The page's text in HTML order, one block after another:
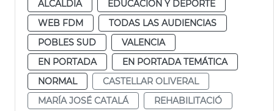
ALCALDÍA
EDUCACIÓN Y DEPORTE
WEB FDM
TODAS LAS AUDIENCIAS
POBLES SUD
VALENCIA
EN PORTADA
EN PORTADA TEMÁTICA
NORMAL
CASTELLAR OLIVERAL
MARÍA JOSÉ CATALÁ
REHABILITACIÓ